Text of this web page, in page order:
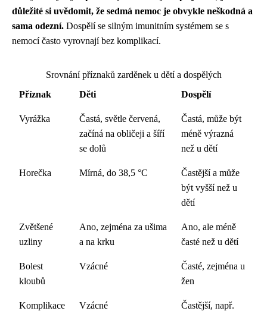
důležité si uvědomit, že sedmá nemoc je obvykle neškodná a
sama odezní. Dospělí se silným imunitním systémem se s
nemocí často vyrovnají bez komplikací.
Srovnání příznaků zarděnek u dětí a dospělých
Příznak
Děti Dospělí
Vyrážka
Častá, světle červená,
začíná na obličeji a šíří
se dolů
Častá, může být
méně výrazná
než u dětí
Horečka Mírná, do 38,5 °C
Častější a může
být vyšší než u
dětí
Zvětšené
uzliny
Ano, zejména za ušima
a na krku
Ano, ale méně
časté než u dětí
Bolest
kloubů
Vzácné
Časté, zejména u
žen
Komplikace Vzácné
Častější, např.